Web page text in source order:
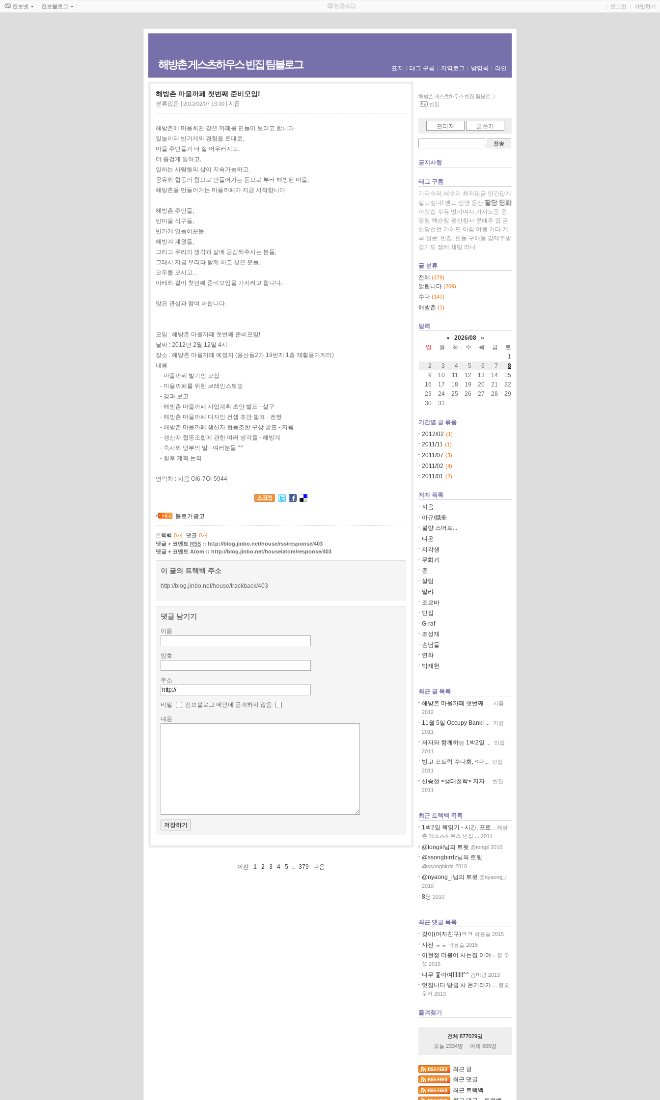
해방촌 게스츠하우스 빈집 팀블로그 표지 태그 구름 지역로그 방명록 라인
해방촌 마을까페 첫번째 준비모임!
분류없음 2012/02/07 13:00 지음
해방촌에 마을회관 같은 까페를 만들어 보려고 합니다.
일놀이터 빈가게의 경험을 토대로,
마을 주민들과 더 잘 어우러지고,
더 즐겁게 일하고,
일하는 사람들의 삶이 지속가능하고,
공유와 협동의 힘으로 만들어가는 돈으로 부터 해방된 마을,
해방촌을 만들어가는 마을까페가 지금 시작합니다.
해방촌 주민들,
빈마을 식구들,
빈가게 일놀이꾼들,
해방계 계원들,
그리고 우리의 생각과 삶에 공감해주시는 분들,
그래서 지금 우리와 함께 하고 싶은 분들,
모두를 모시고...
아래와 같이 첫번째 준비모임을 가지려고 합니다.
많은 관심과 참여 바랍니다.
모임 : 해방촌 마을까페 첫번째 준비모임!
날짜 : 2012년 2월 12일 4시
장소 : 해방촌 마을까페 예정지 (용산동2가 19번지 1층 재활용가게터)
내용
- 마을까페 발기인 모집
- 마을까페를 위한 브레인스토밍
- 경과 보고
- 해방촌 마을까페 사업계획 초안 발표 - 살구
- 해방촌 마을까페 디자인 컨셉 초안 발표 - 켄짱
- 해방촌 마을까페 생산자 협동조합 구상 발표 - 지음
- 생산자 협동조합에 관한 여러 생각들 - 해방계
- 축사와 당부의 말 - 여러분들 ^^
- 향후 계획 논의
연락처 : 지음 OI6-7OI-5944
블로거광고
트랙백 0개 댓글 0개
댓글 + 코멘트 RSS :: http://blog.jinbo.net/house/rss/response/403
댓글 + 코멘트 Atom :: http://blog.jinbo.net/house/atom/response/403
이 글의 트랙백 주소
http://blog.jinbo.net/house/trackback/403
댓글 남기기
이름
암호
주소
비밀 진보블로그 메인에 공개하지 않음
내용
이전 1 2 3 4 5 ... 379 다음
해방촌 게스츠하우스 빈집 팀블로그
빈집
관리자 글쓰기
공지사항
태그 구름
기타수리,넥수리 최저임금 인간답게
살고싶다! 밴드 생명 용산 팔당 영화
아랫집 수유 땅의여자 가사노동 운
영팀 액숀팀 용산참사 문배주 집 공
산당선언 가이드 아침 여행 기타 계
곡 설문, 빈집, 한돌 구해용 강제추방
경기도 젬베 채팅 러니
글 분류
전체 (379)
알립니다 (209)
수다 (147)
해방촌 (1)
달력
«
2026/08
»
일
월 화 수 목 금
토
1
2
3 4 5 6 7
8
9
10 11 12 13 14
15
16
17 18 19 20 21
22
23
24 25 26 27 28
29
30
31
기간별 글 묶음
2012/02 (1)
2011/11 (1)
2011/07 (3)
2011/02 (4)
2011/01 (2)
저자 목록
지음
아규/娥奎
불량 스머프...
디온
지각생
무화과
존
살림
말랴
조르바
빈집
G-raf
조성재
손님들
연화
박재헌
최근 글 목록
해방촌 마을까페 첫번째 ...
지음
2012
11월 5일 Occupy Bank! ...
지음
2011
저자와 함께하는 1박2일 ...
빈집
2011
빙고 포트럭 수다회, <다...
빈집
2011
신승철 <생태철학> 저자...
빈집
2011
최근 트랙백 목록
1박2일 책읽기 - 시간, 프로... 해방
촌 게스츠하우스 빈집 ... 2011
@tongiil님의 트윗 @tongiil 2010
@ssongbirdz님의 트윗
@ssongbirdz 2010
@nyaong_i님의 트윗 @nyaong_i
2010
8당 2010
최근 댓글 목록
갖이(여자친구)ㅋㅋ 박윤슬 2015
사진 ㅠㅠ 박윤슬 2015
이현정 더불어 사는집 이야... 정 우
섭 2015
너무 좋아여!!!!!!!^^ 김미령 2013
멋집니다 방금 사 온기타가 ... 쿨오
우거 2013
즐겨찾기
전체 877029명
오늘 2334명 어제 665명
최근 글
최근 댓글
최근 트랙백
진보넷 진보블로그 로그인 가입하기